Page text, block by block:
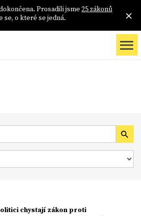
Prosadili jsme 25 zákonů
o které se jedná.
chystají zákon proti